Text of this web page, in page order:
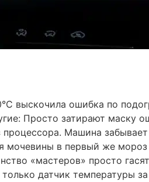
выскочила ошибка по
Просто затирают маску
Машина
мочевины в первый же
«мастеров» просто
датчик температуры